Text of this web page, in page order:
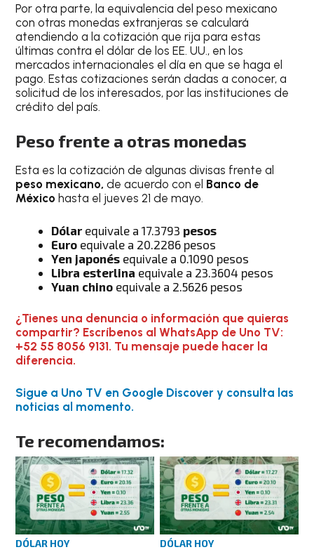
Por otra parte, la equivalencia del peso mexicano
con otras monedas extranjeras se calculará
atendiendo a la cotización que rija para estas
últimas contra el dólar de los EE. UU., en los
mercados internacionales el día en que se haga el
pago. Estas cotizaciones serán dadas a conocer, a
solicitud de los interesados, por las instituciones de
crédito del país.
Peso frente a otras monedas
Esta es la cotización de algunas divisas frente al
peso mexicano, de acuerdo con el Banco de
México hasta el jueves 21 de mayo.
Dólar equivale a 17.3793 pesos
Euro equivale a 20.2286 pesos
Yen japonés equivale a 0.1090 pesos
Libra esterlina equivale a 23.3604 pesos
Yuan chino equivale a 2.5626 pesos
¿Tienes una denuncia o información que quieras
compartir? Escríbenos al WhatsApp de Uno TV:
+52 55 8056 9131. Tu mensaje puede hacer la
diferencia.
Sigue a Uno TV en Google Discover y consulta las
noticias al momento.
Te recomendamos:
DÓLAR HOY
DÓLAR HOY